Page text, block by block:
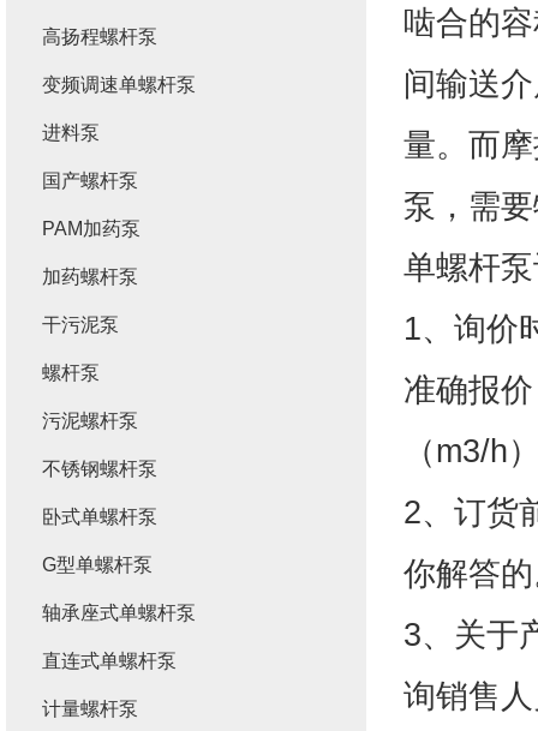
啮合的
间输送
量。而
泵，需
单螺杆
1、询价
准确报
（m3/h
2、订货
你解答
3、关于
询销售
高扬程螺杆泵
变频调速单螺杆泵
进料泵
国产螺杆泵
PAM加药泵
加药螺杆泵
干污泥泵
螺杆泵
污泥螺杆泵
不锈钢螺杆泵
卧式单螺杆泵
G型单螺杆泵
轴承座式单螺杆泵
直连式单螺杆泵
计量螺杆泵